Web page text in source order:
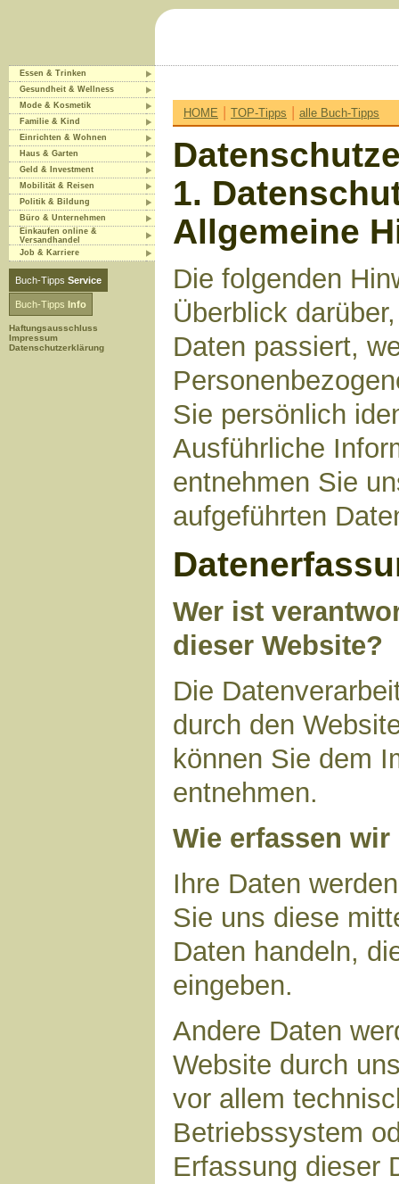
Essen & Trinken
Gesundheit & Wellness
Mode & Kosmetik
Familie & Kind
Einrichten & Wohnen
Haus & Garten
Geld & Investment
Mobilität & Reisen
Politik & Bildung
Büro & Unternehmen
Einkaufen online &
Versandhandel
Job & Karriere
Buch-Tipps Service
Buch-Tipps Info
Haftungsausschluss
Impressum
Datenschutzerklärung
HOME | TOP-Tipps | alle Buch-Tipps
1.
Allgemeine
Die folgenden
Überblick
Daten passiert,
Sie persönlich
Ausführliche
entnehmen Sie
aufgeführten
Wer ist
dieser Website?
Die
durch den
können Sie dem
entnehmen.
Wie erfassen wir
Ihre Daten
Sie uns diese
Daten handeln,
eingeben.
Andere Daten
Website durch
vor allem
Betriebssystem
Erfassung dieser